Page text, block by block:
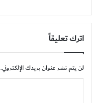
اترك تعليقاً
لن يتم نشر عنوان بريدك الإلكتروني.